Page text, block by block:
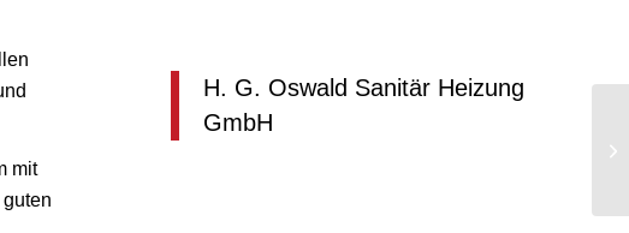
mit
H. G. Oswald Sanitär Heizung
GmbH